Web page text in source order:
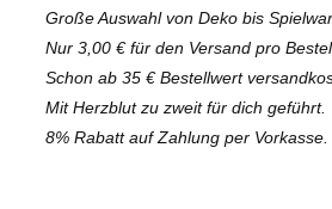
Große Auswahl von Deko bis
Nur 3,00 € für den Versand pro
Schon ab 35 € Bestellwert
Mit Herzblut zu zweit für dich geführt.
8% Rabatt auf Zahlung per Vorkasse.